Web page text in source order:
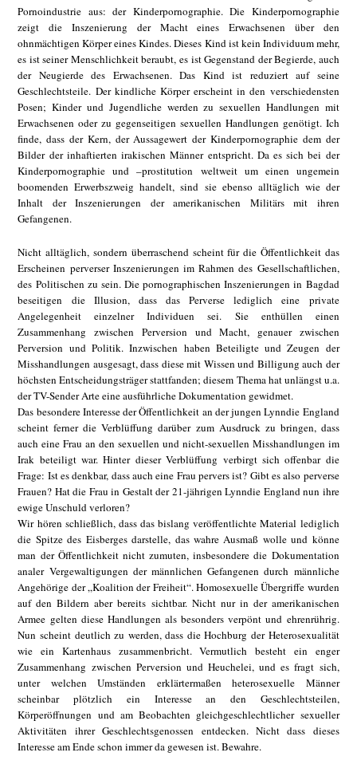
Pornoindustrie aus: der Kinderpornographie. Die Kinderpornographie
zeigt die Inszenierung der Macht eines Erwachsenen über den
ohnmächtigen Körper eines Kindes. Dieses Kind ist kein Individuum mehr,
es ist seiner Menschlichkeit beraubt, es ist Gegenstand der Begierde, auch
der Neugierde des Erwachsenen. Das Kind ist reduziert auf seine
Geschlechtsteile. Der kindliche Körper erscheint in den verschiedensten
Posen; Kinder und Jugendliche werden zu sexuellen Handlungen mit
Erwachsenen oder zu gegenseitigen sexuellen Handlungen genötigt. Ich
finde, dass der Kern, der Aussagewert der Kinderpornographie dem der
Bilder der inhaftierten irakischen Männer entspricht. Da es sich bei der
Kinderpornographie und –prostitution weltweit um einen ungemein
boomenden Erwerbszweig handelt, sind sie ebenso alltäglich wie der
Inhalt der Inszenierungen der amerikanischen Militärs mit ihren
Gefangenen.
Nicht alltäglich, sondern überraschend scheint für die Öffentlichkeit das
Erscheinen perverser Inszenierungen im Rahmen des Gesellschaftlichen,
des Politischen zu sein. Die pornographischen Inszenierungen in Bagdad
beseitigen die Illusion, dass das Perverse lediglich eine private
Angelegenheit einzelner Individuen sei. Sie enthüllen einen
Zusammenhang zwischen Perversion und Macht, genauer zwischen
Perversion und Politik. Inzwischen haben Beteiligte und Zeugen der
Misshandlungen ausgesagt, dass diese mit Wissen und Billigung auch der
höchsten Entscheidungsträger stattfanden; diesem Thema hat unlängst u.a.
der TV-Sender Arte eine ausführliche Dokumentation gewidmet.
Das besondere Interesse der Öffentlichkeit an der jungen Lynndie England
scheint ferner die Verblüffung darüber zum Ausdruck zu bringen, dass
auch eine Frau an den sexuellen und nicht-sexuellen Misshandlungen im
Irak beteiligt war. Hinter dieser Verblüffung verbirgt sich offenbar die
Frage: Ist es denkbar, dass auch eine Frau pervers ist? Gibt es also perverse
Frauen? Hat die Frau in Gestalt der 21-jährigen Lynndie England nun ihre
ewige Unschuld verloren?
Wir hören schließlich, dass das bislang veröffentlichte Material lediglich
die Spitze des Eisberges darstelle, das wahre Ausmaß wolle und könne
man der Öffentlichkeit nicht zumuten, insbesondere die Dokumentation
analer Vergewaltigungen der männlichen Gefangenen durch männliche
Angehörige der „Koalition der Freiheit“. Homosexuelle Übergriffe wurden
auf den Bildern aber bereits sichtbar. Nicht nur in der amerikanischen
Armee gelten diese Handlungen als besonders verpönt und ehrenrührig.
Nun scheint deutlich zu werden, dass die Hochburg der Heterosexualität
wie ein Kartenhaus zusammenbricht. Vermutlich besteht ein enger
Zusammenhang zwischen Perversion und Heuchelei, und es fragt sich,
unter welchen Umständen erklärtermaßen heterosexuelle Männer
scheinbar plötzlich ein Interesse an den Geschlechtsteilen,
Körperöffnungen und am Beobachten gleichgeschlechtlicher sexueller
Aktivitäten ihrer Geschlechtsgenossen entdecken. Nicht dass dieses
Interesse am Ende schon immer da gewesen ist. Bewahre.